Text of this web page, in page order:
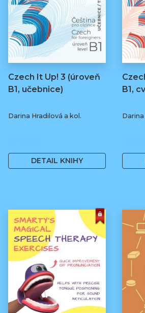
Czech It Up! 3 (úroveň
B1, učebnice)
Darina Hradilová a kol.
DETAIL KNIHY
B1,